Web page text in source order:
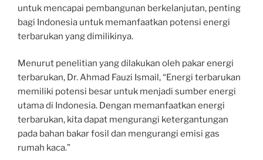
untuk mencapai pembangunan berkelanjutan, penting
bagi Indonesia untuk memanfaatkan potensi energi
terbarukan yang dimilikinya.
Menurut penelitian yang dilakukan oleh pakar energi
terbarukan, Dr. Ahmad Fauzi Ismail, “Energi terbarukan
memiliki potensi besar untuk menjadi sumber energi
utama di Indonesia. Dengan memanfaatkan energi
terbarukan, kita dapat mengurangi ketergantungan
pada bahan bakar fosil dan mengurangi emisi gas
rumah kaca.”